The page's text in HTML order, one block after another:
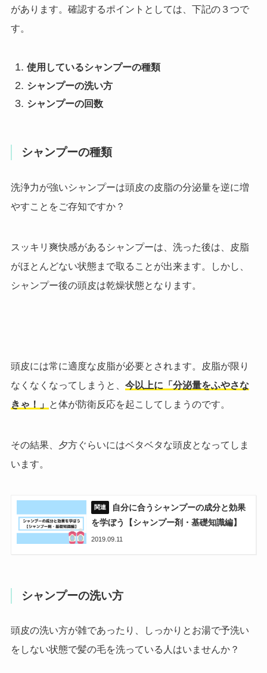
があります。確認するポイントとしては、下記の３つで
す。
使用しているシャンプーの種類
シャンプーの洗い方
シャンプーの回数
シャンプーの種類
洗浄力が強いシャンプーは頭皮の皮脂の分泌量を逆に増
やすことをご存知ですか？
スッキリ爽快感があるシャンプーは、洗った後は、皮脂
がほとんどない状態まで取ることが出来ます。
しかし、
シャンプー後の頭皮は乾燥状態となります。
頭皮には常に適度な皮脂が必要とされます。皮脂が限り
なくなくなってしまうと、 今以上に「分泌量をふやさな
きゃ！」
と体が防衛反応を起こしてしまうのです。
その結果、夕方ぐらいにはベタベタな頭皮となってしま
います。
自分に合うシャンプーの成分と効果
を学ぼう【シャンプー剤・基礎知識編】
2019.09.11
シャンプーの洗い方
頭皮の洗い方が雑であったり、しっかりとお湯で予洗い
をしない状態で髪の毛を洗っている人はいませんか？